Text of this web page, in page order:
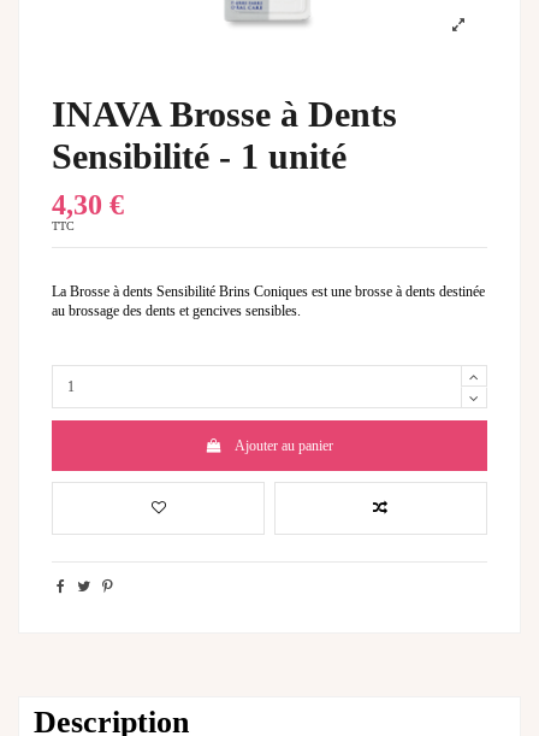
INAVA Brosse à Dents
Sensibilité - 1 unité
4,30 €
TTC
La Brosse à dents Sensibilité Brins Coniques est une brosse à dents destinée
au brossage des dents et gencives sensibles.
Ajouter au panier
Description